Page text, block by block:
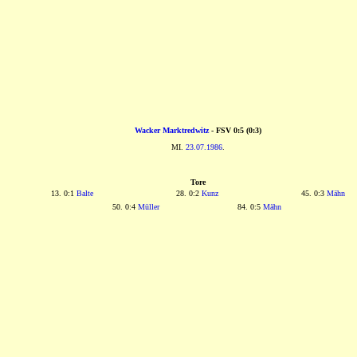
Wacker Marktredwitz- FSV 0:5 (0:3)
MI. 23.07.1986.
Tore
13. 0:1 Balte 28. 0:2 Kunz 45. 0:3 Mähn
50. 0:4 Müller 84. 0:5 Mähn